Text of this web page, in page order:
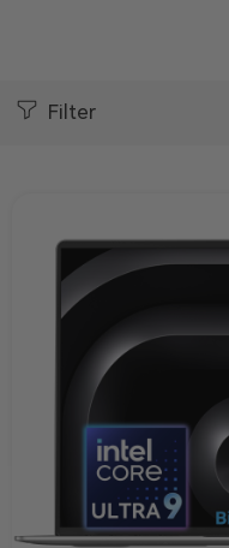
Filter